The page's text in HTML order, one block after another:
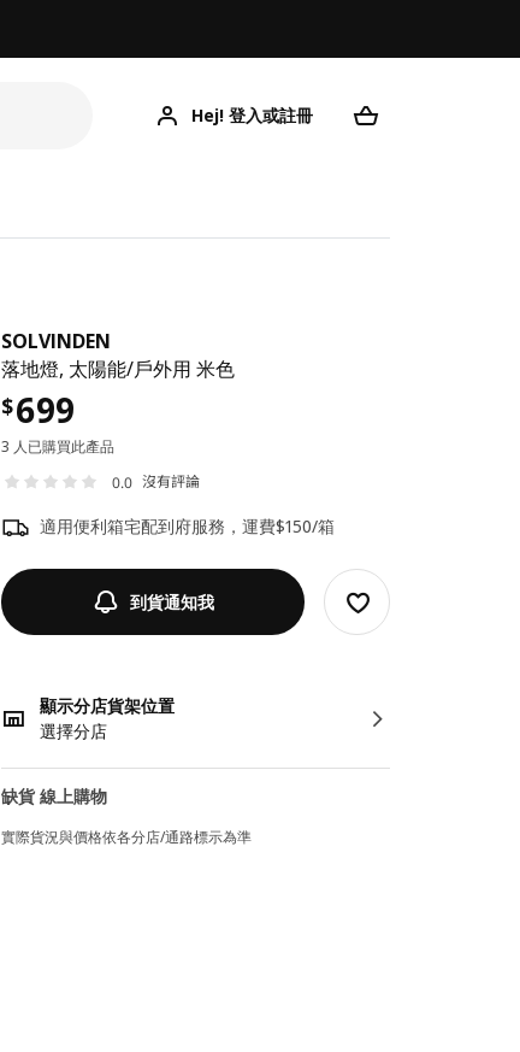
Hej! 登入或註冊
SOLVINDEN
落地燈, 太陽能/戶外用 米色
$699
3 人已購買此產品
0.0 沒有評論
適用便利箱宅配到府服務，運費$150/箱
到貨通知我
顯示分店貨架位置
選擇分店
缺貨 線上購物
實際貨況與價格依各分店/通路標示為準